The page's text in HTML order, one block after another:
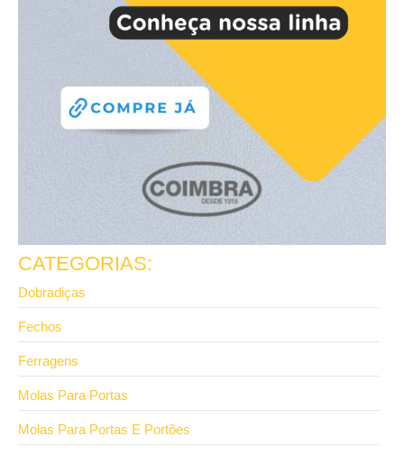
CATEGORIAS:
Dobradiças
Fechos
Ferragens
Molas Para Portas
Molas Para Portas E Portões